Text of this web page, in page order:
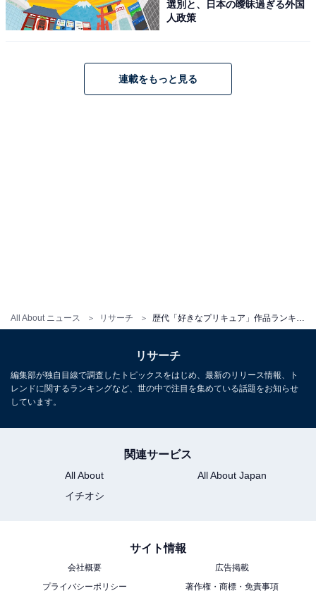
All About ニュース リサーチ
第1位：『ふたりはプリキュア』123票
『ふたりはプリキュア』でした！ 選んだ人からは以下の
ようなコメントが寄せられました。
「ふたりはプリキュアは、ここから伝説がはじまったた
キュアのアクション多い動きが大好きです。まさに戦う
かっこいい少女という感じです（30代女性）」
リーズが好きですか？
【おすすめ記事】
選別と、日本の曖昧過ぎる外国
人政策
連載をもっと見る
リサーチ
編集部が独自目線で調査したトピックスをはじめ、最新のリリース情報、ト
レンドに関するランキングなど、世の中で注目を集めている話題をお知らせ
しています。
関連サービス
All About
All About Japan
イチオシ
サイト情報
会社概要
広告掲載
プライバシーポリシー
著作権・商標・免責事項